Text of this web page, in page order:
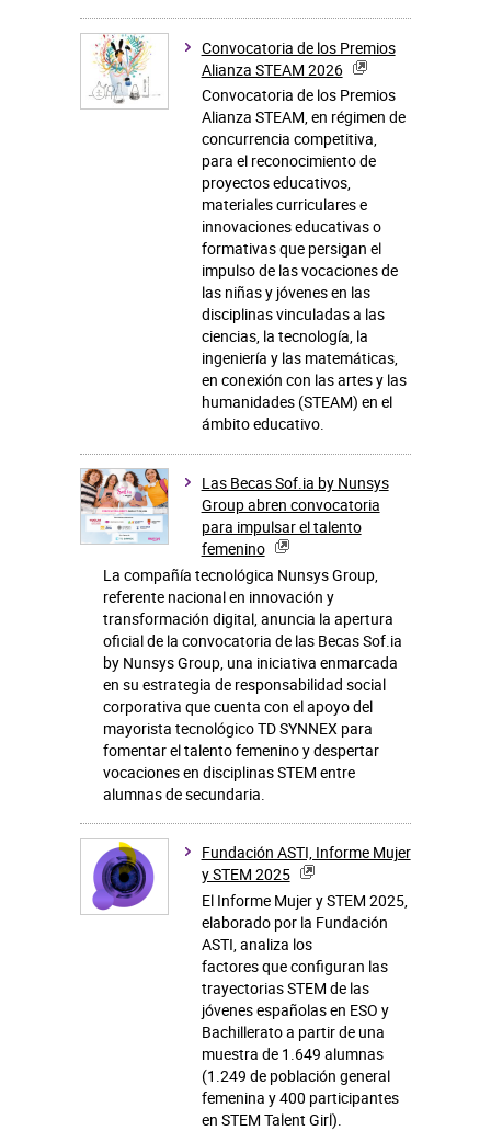
Convocatoria de los Premios
Alianza STEAM 2026
Convocatoria de los Premios
Alianza STEAM, en régimen de
concurrencia competitiva,
para el reconocimiento de
proyectos educativos,
materiales curriculares e
innovaciones educativas o
formativas que persigan el
impulso de las vocaciones de
las niñas y jóvenes en las
disciplinas vinculadas a las
ciencias, la tecnología, la
ingeniería y las matemáticas,
en conexión con las artes y las
humanidades (STEAM) en el
ámbito educativo.
Las Becas Sof.ia by Nunsys
Group abren convocatoria
para impulsar el talento
femenino
La compañía tecnológica Nunsys Group,
referente nacional en innovación y
transformación digital, anuncia la apertura
oficial de la convocatoria de las Becas Sof.ia
by Nunsys Group, una iniciativa enmarcada
en su estrategia de responsabilidad social
corporativa que cuenta con el apoyo del
mayorista tecnológico TD SYNNEX para
fomentar el talento femenino y despertar
vocaciones en disciplinas STEM entre
alumnas de secundaria.
Fundación ASTI, Informe Mujer
y STEM 2025
El Informe Mujer y STEM 2025,
elaborado por la Fundación
ASTI, analiza los
factores que configuran las
trayectorias STEM de las
jóvenes españolas en ESO y
Bachillerato a partir de una
muestra de 1.649 alumnas
(1.249 de población general
femenina y 400 participantes
en STEM Talent Girl).